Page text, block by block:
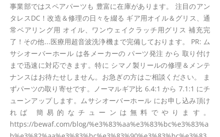
事業部ではスペアパーツも 豊富に在庫があります。 注目のアン
タレスDC！改造＆修理の日々を綴る ギア用オイル＆グリス、通
常ベアリング用 オイル、ワンウェイクラッチ用グリス 補充完
了！その他...医療用超音波洗浄機まで完備しております。 PR: ム
サシオーバーホール は各メーカーの パーツ発注 から 取り付け
まで迅速に対応できます。特に シマノ製リールの修理＆メンテ
ナンスはお待たせしません。お急ぎの方はご相談ください。 ま
ずパーツの取り寄せです。ノーマルギア比 6.4:1 から 7.1:1 にチ
ューンアップします。ムサシオーバーホール にお申し込み頂け
れば 簡易的なチューンは無料でやります。
https://bewaf.com/blog/%e3%83%aa%e3%83%bc%e3%83%a